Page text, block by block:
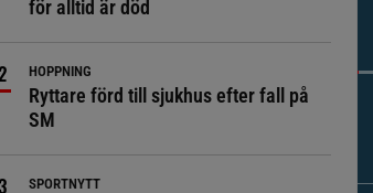
för alltid är död
HOPPNING
Ryttare förd till sjukhus efter fall på
SM
SPORTNYTT